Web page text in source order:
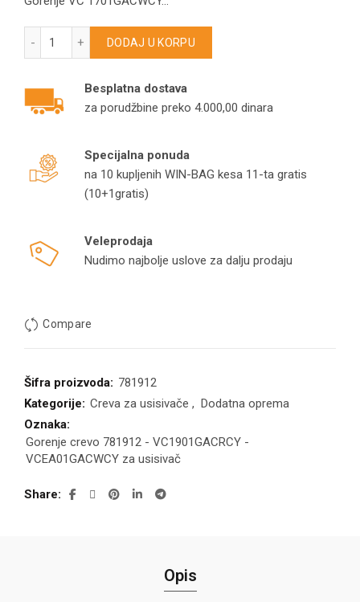
Gorenje crevo 781912 – VC1901GACRCY –
DODAJ U KORPU
Besplatna dostava
za porudžbine preko 4.000,00 dinara
Specijalna ponuda
na 10 kupljenih WIN-BAG kesa 11-ta gratis
(10+1gratis)
Veleprodaja
Nudimo najbolje uslove za dalju prodaju
Compare
Šifra proizvoda: 781912
Kategorije: Creva za usisivače ,
Dodatna oprema
Oznaka:
Gorenje crevo 781912 - VC1901GACRCY -
VCEA01GACWCY za usisivač
Share
Opis